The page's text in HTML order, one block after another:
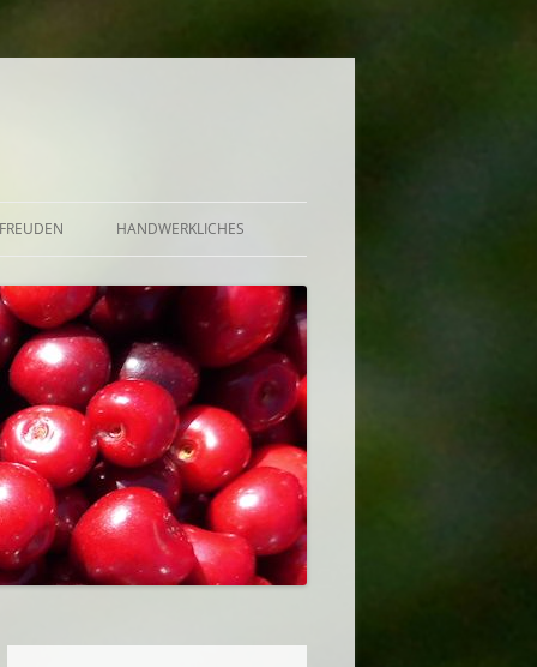
GELEE, GRÜTZE,
AUFGESETZTER
BOWLE U.A.
SAUCE, BUTTER
UND EINGELEGTES
HANDWERKLICHES